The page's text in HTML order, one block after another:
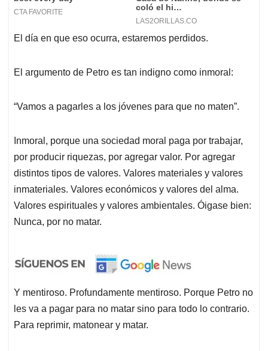
El día en que eso ocurra, estaremos perdidos.
El argumento de Petro es tan indigno como inmoral:
“Vamos a pagarles a los jóvenes para que no maten”.
Inmoral, porque una sociedad moral paga por trabajar,
por producir riquezas, por agregar valor. Por agregar
distintos tipos de valores. Valores materiales y valores
inmateriales. Valores económicos y valores del alma.
Valores espirituales y valores ambientales. Óigase bien:
Nunca, por no matar.
Y mentiroso. Profundamente mentiroso. Porque Petro no
les va a pagar para no matar sino para todo lo contrario.
Para reprimir, matonear y matar.